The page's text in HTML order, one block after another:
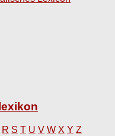
R S T U V W X Y Z